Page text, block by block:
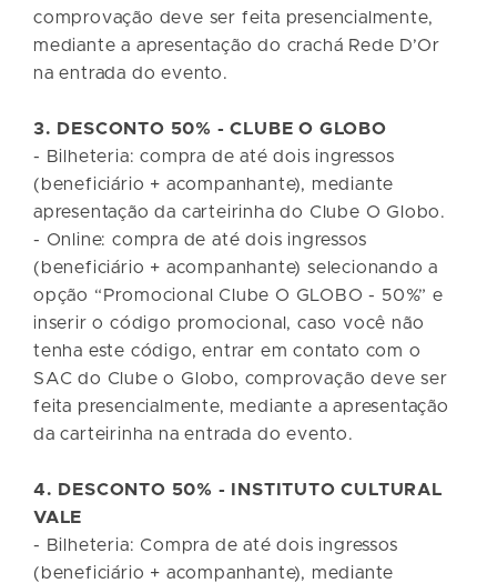
comprovação deve ser feita presencialmente,
mediante a apresentação do crachá Rede D’Or
na entrada do evento.
3. DESCONTO 50% - CLUBE O GLOBO
- Bilheteria: compra de até dois ingressos
(beneficiário + acompanhante), mediante
apresentação da carteirinha do Clube O Globo.
- Online: compra de até dois ingressos
(beneficiário + acompanhante) selecionando a
opção “Promocional Clube O GLOBO - 50%” e
inserir o código promocional, caso você não
tenha este código, entrar em contato com o
SAC do Clube o Globo, comprovação deve ser
feita presencialmente, mediante a apresentação
da carteirinha na entrada do evento.
4. DESCONTO 50% - INSTITUTO CULTURAL
VALE
- Bilheteria: Compra de até dois ingressos
(beneficiário + acompanhante), mediante